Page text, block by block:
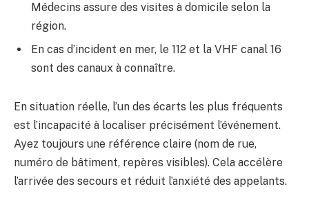
Médecins assure des visites à domicile selon la
région.
En cas d’incident en mer, le 112 et la VHF canal 16
sont des canaux à connaître.
En situation réelle, l’un des écarts les plus fréquents
est l’incapacité à localiser précisément l’événement.
Ayez toujours une référence claire (nom de rue,
numéro de bâtiment, repères visibles). Cela accélère
l’arrivée des secours et réduit l’anxiété des appelants.